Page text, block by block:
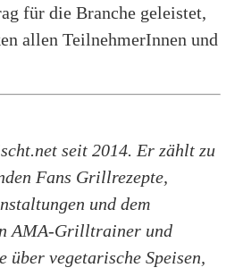
für die Branche geleistet,
allen TeilnehmerInnen und
seit 2014. Er zählt zu
Fans Grillrezepte,
und dem
AMA-Grilltrainer und
über vegetarische Speisen,